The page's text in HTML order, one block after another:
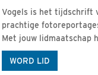
Vogels is het tijdschrift
prachtige
Met jouw lidmaatschap
WORD LID